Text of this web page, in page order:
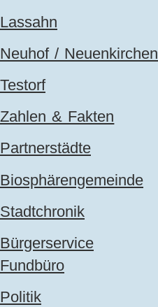
Lassahn
Neuhof / Neuenkirchen
Testorf
Zahlen & Fakten
Partnerstädte
Biosphärengemeinde
Stadtchronik
Bürgerservice
Fundbüro
Politik